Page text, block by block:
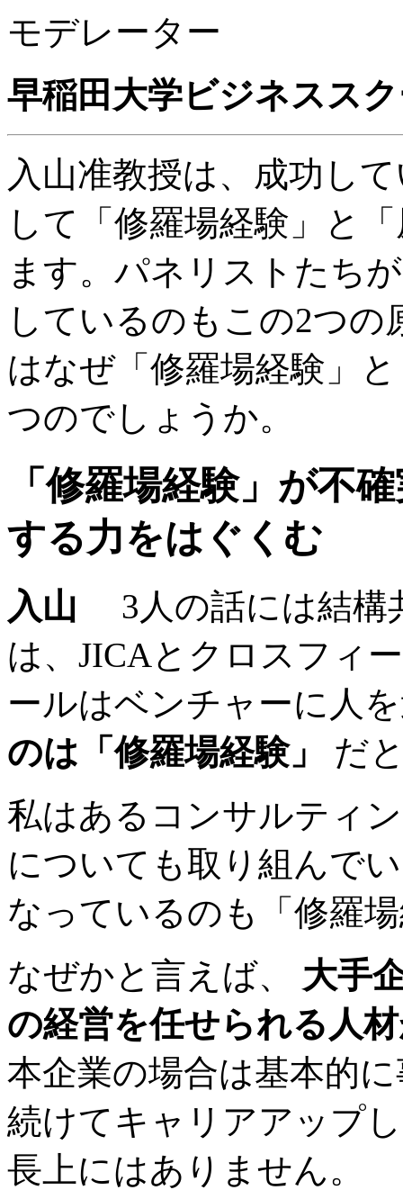
モデレーター
早稲田大学ビジネスス
入山准教授は、成功し
して「修羅場経験」と
ます。パネリストたち
しているのもこの2つ
はなぜ「修羅場経験」
つのでしょうか。
「修羅場経験」が不
する力をはぐくむ
入山 3人の話には結構
は、JICAとクロスフィ
ールはベンチャーに人
のは「修羅場経験」
だ
私はあるコンサルティ
についても取り組んで
なっているのも「修羅
なぜかと言えば、 大手
の経営を任せられる人
本企業の場合は基本的
続けてキャリアアップ
長上にはありません。